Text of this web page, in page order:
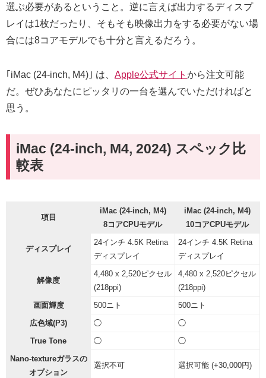
選ぶ必要があるということ。逆に言えば出力するディスプ
レイは1枚だったり、そもそも映像出力をする必要がない場
合には8コアモデルでも十分と言えるだろう。
｢iMac (24-inch, M4)｣ は、 Apple公式サイト から注文可能
だ。ぜひあなたにピッタリの一台を選んでいただければと
思う。
iMac (24-inch, M4, 2024) スペック比
較表
項目
iMac (24-inch, M4)
8コアCPUモデル
iMac (24-inch, M4)
10コアCPUモデル
ディスプレイ
24インチ 4.5K Retina
ディスプレイ
24インチ 4.5K Retina
ディスプレイ
解像度
4,480 x 2,520ピクセル
(218ppi)
4,480 x 2,520ピクセル
(218ppi)
画面輝度
500ニト
500ニト
広色域(P3)
◯
◯
True Tone
◯
◯
Nano-textureガラスの
オプション
選択不可 選択可能 (+30,000円)